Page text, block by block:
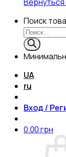
Поиск
UA
ru
Вход /
0.00грн